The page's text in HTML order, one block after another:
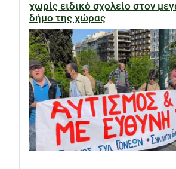
χωρίς ειδικό σχολείο στον
δήμο της χώρας